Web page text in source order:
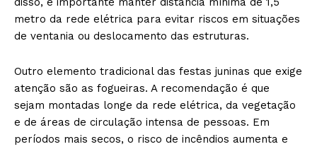
metro da rede elétrica para evitar riscos em situações
de ventania ou deslocamento das estruturas.
Outro elemento tradicional das festas juninas que exige
atenção são as fogueiras. A recomendação é que
sejam montadas longe da rede elétrica, da vegetação
e de áreas de circulação intensa de pessoas. Em
períodos mais secos, o risco de incêndios aumenta e